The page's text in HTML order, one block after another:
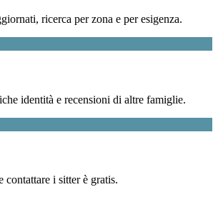
ricerca per zona e per esigenza.
identità e recensioni di altre famiglie.
contattare i sitter è gratis.